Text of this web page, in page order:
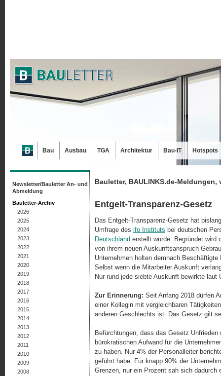
Bauletter, BAULINKS.de-Meldungen,
Entgelt-Transparenz-Gesetz
Das Entgelt-Transparenz-Gesetz hat
Umfrage des ifo Instituts bei deutschen
Deutschland erstellt wurde. Begründet wird
von ihrem neuen Auskunftsanspruch
Unternehmen holten demnach
Selbst wenn die Mitarbeiter Auskunft
Nur rund jede siebte Auskunft bewirkte
Zur Erinnerung: Seit Anfang 2018 dürfen
einer Kollegin mit vergleichbaren
anderen Geschlechts ist. Das Gesetz gilt
Befürchtungen, dass das Gesetz
bürokratischen Aufwand für die
zu haben. Nur 4% der Personalleiter
geführt habe. Für knapp 90% der
Grenzen, nur ein Prozent sah sich dadurch
Newsletter/Bauletter An- und
Abmeldung
Bauletter-Archiv
2026
2025
2024
2023
2022
2021
2020
2019
2018
2017
2016
2015
2014
2013
2012
2011
2010
2009
2008
Bau Ausbau TGA Architektur Bau-IT Hotspots